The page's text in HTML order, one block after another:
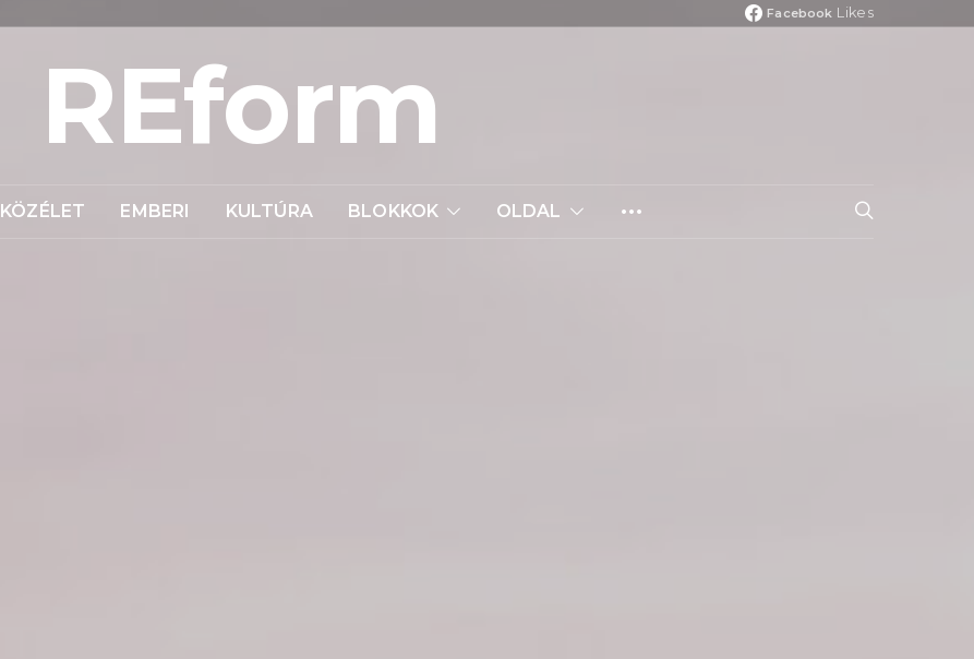
Facebook Likes
REform
KÖZÉLET EMBERI KULTÚRA BLOKKOK OLDAL